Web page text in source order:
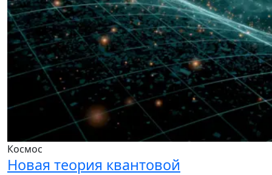
Космос
Новая теория квантовой